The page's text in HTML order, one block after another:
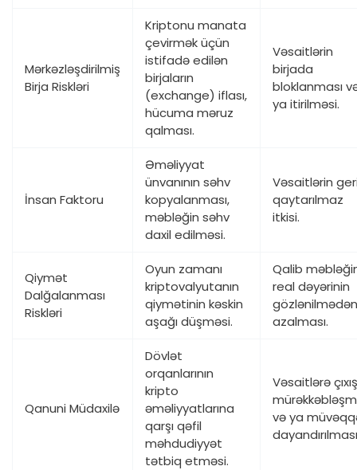
Mərkəzləşdirilmiş
Birja Riskləri
Kriptonu manata
çevirmək üçün
istifadə edilən
birjaların
(exchange) iflası,
hücuma məruz
qalması.
Vəsaitlərin
birjada
bloklanması
ya itirilməsi.
İnsan Faktoru
Əməliyyat
ünvanının səhv
kopyalanması,
məbləğin səhv
daxil edilməsi.
Vəsaitlərin
qaytarılmaz
itkisi.
Qiymət
Dalğalanması
Riskləri
Oyun zamanı
kriptovalyutanın
qiymətinin kəskin
aşağı düşməsi.
Qalib
real dəyərinin
gözlənilmədən
azalması.
Qanuni Müdaxilə
Dövlət
orqanlarının
kripto
əməliyyatlarına
qarşı qəfil
məhdudiyyət
tətbiq etməsi.
Vəsaitlərə
və ya